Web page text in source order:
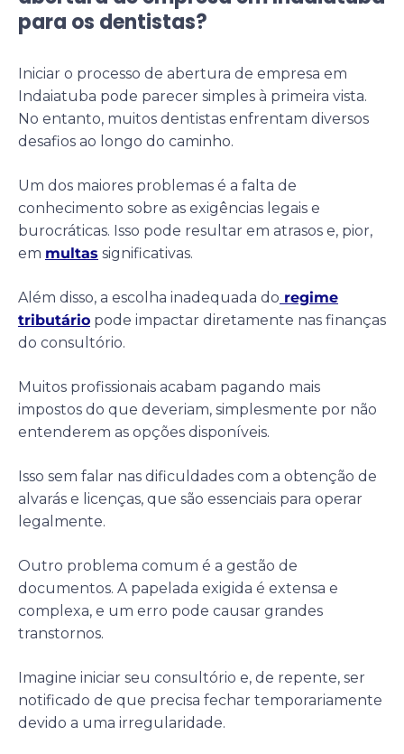
para os dentistas?
Iniciar o processo de abertura de empresa em
Indaiatuba pode parecer simples à primeira vista.
No entanto, muitos dentistas enfrentam diversos
desafios ao longo do caminho.
Um dos maiores problemas é a falta de
conhecimento sobre as exigências legais e
burocráticas. Isso pode resultar em atrasos e, pior,
em multas significativas.
Além disso, a escolha inadequada do regime
tributário pode impactar diretamente nas finanças
do consultório.
Muitos profissionais acabam pagando mais
impostos do que deveriam, simplesmente por não
entenderem as opções disponíveis.
Isso sem falar nas dificuldades com a obtenção de
alvarás e licenças, que são essenciais para operar
legalmente.
Outro problema comum é a gestão de
documentos. A papelada exigida é extensa e
complexa, e um erro pode causar grandes
transtornos.
Imagine iniciar seu consultório e, de repente, ser
notificado de que precisa fechar temporariamente
devido a uma irregularidade.